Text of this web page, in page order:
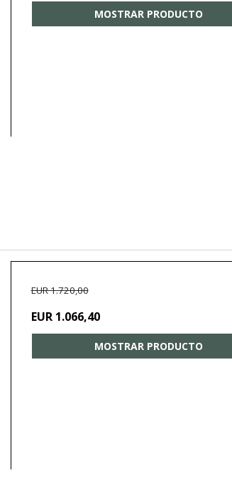
MOSTRAR PRODUCTO
EUR 1.720,00
EUR 1.066,40
MOSTRAR PRODUCTO